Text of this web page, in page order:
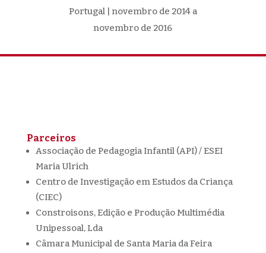
Portugal | novembro de 2014 a
novembro de 2016
Parceiros
Associação de Pedagogia Infantil (API) / ESEI
Maria Ulrich
Centro de Investigação em Estudos da Criança
(CIEC)
Constroisons, Edição e Produção Multimédia
Unipessoal, Lda
Câmara Municipal de Santa Maria da Feira